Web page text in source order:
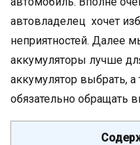
автовладелец хочет
неприятностей. Далее
аккумуляторы лучше
аккумулятор выбрать, а
обязательно обращать